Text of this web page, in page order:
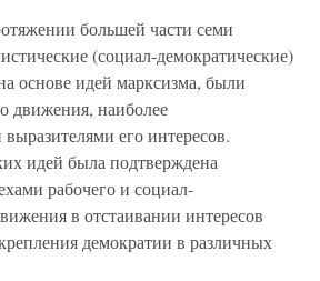
большей части семи
(социал-демократические)
основе идей марксизма, были
движения, наиболее
его интересов.
идей была подтверждена
рабочего и социал-
в отстаивании интересов
демократии в различных